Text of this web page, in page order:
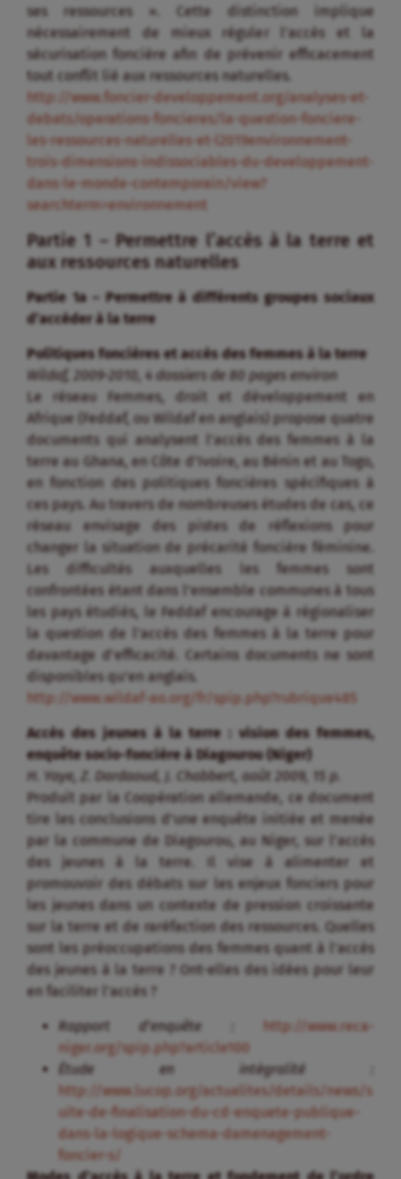
ses ressources ». Cette distinction implique
nécessairement de mieux réguler l’accès et la
sécurisation foncière afin de prévenir efficacement
tout conflit lié aux ressources naturelles.
http://www.foncier-developpement.org/analyses-et-
debats/operations-foncieres/la-question-fonciere-
les-ressources-naturelles-et-l2019environnement-
trois-dimensions-indissociables-du-developpement-
dans-le-monde-contemporain/view?
searchterm=environnement
Partie 1 – Permettre l’accès à la terre et
aux ressources naturelles
Partie 1a – Permettre à différents groupes sociaux
d’accéder à la terre
Politiques foncières et accès des femmes à la terre
Wildaf, 2009-2010, 4 dossiers de 80 pages environ
Le réseau Femmes, droit et développement en
Afrique (Feddaf, ou Wildaf en anglais) propose quatre
documents qui analysent l’accès des femmes à la
terre au Ghana, en Côte d’Ivoire, au Bénin et au Togo,
en fonction des politiques foncières spécifiques à
ces pays. Au travers de nombreuses études de cas, ce
réseau envisage des pistes de réflexions pour
changer la situation de précarité foncière féminine.
Les difficultés auxquelles les femmes sont
confrontées étant dans l’ensemble communes à tous
les pays étudiés, le Feddaf encourage à régionaliser
la question de l’accès des femmes à la terre pour
davantage d’efficacité. Certains documents ne sont
disponibles qu’en anglais.
http://www.wildaf-ao.org/fr/spip.php?rubrique485
Accès des jeunes à la terre : vision des femmes,
enquête socio-foncière à Diagourou (Niger)
H. Yaye, Z. Dardaoud, J. Chabbert, août 2009, 15 p.
Produit par la Coopération allemande, ce document
tire les conclusions d’une enquête initiée et menée
par la commune de Diagourou, au Niger, sur l’accès
des jeunes à la terre. Il vise à alimenter et
promouvoir des débats sur les enjeux fonciers pour
les jeunes dans un contexte de pression croissante
sur la terre et de raréfaction des ressources. Quelles
sont les préoccupations des femmes quant à l’accès
des jeunes à la terre ? Ont-elles des idées pour leur
en faciliter l’accès ?
Rapport d’enquête :
http://www.reca-
niger.org/spip.php?article100
Étude en intégralité :
http://www.lucop.org/actualites/details/news/s
uite-de-finalisation-du-cd-enquete-publique-
dans-la-logique-schema-damenagement-
foncier-s/